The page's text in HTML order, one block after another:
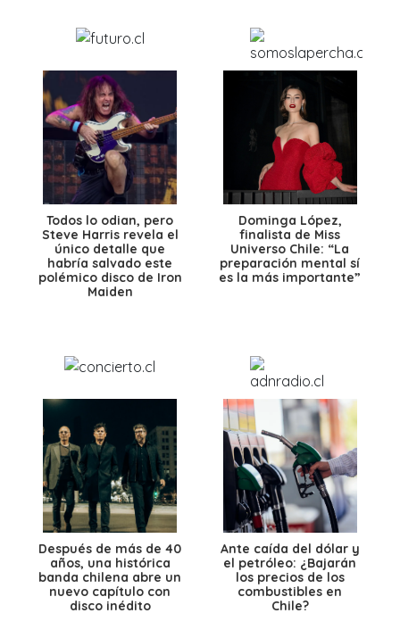
Todos lo odian, pero
Steve Harris revela el
único detalle que
habría salvado este
polémico disco de Iron
Maiden
Dominga López,
finalista de Miss
Universo Chile: “La
preparación mental sí
es la más importante”
Después de más de 40
años, una histórica
banda chilena abre un
nuevo capítulo con
disco inédito
Ante caída del dólar y
el petróleo: ¿Bajarán
los precios de los
combustibles en
Chile?